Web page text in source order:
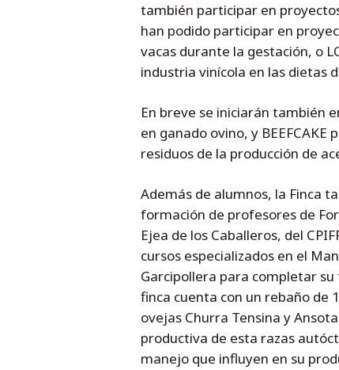
también participar en
han podido participar en
vacas durante la gestación, o
industria vinícola en las dietas
En breve se iniciarán también
en ganado ovino, y
residuos de la producción de
Además de alumnos, la Finca
formación de profesores de
Ejea de los Caballeros, del
cursos especializados en el
Garcipollera para completar su
finca cuenta con un rebaño de
ovejas Churra Tensina y
productiva de esta razas
manejo que influyen en su